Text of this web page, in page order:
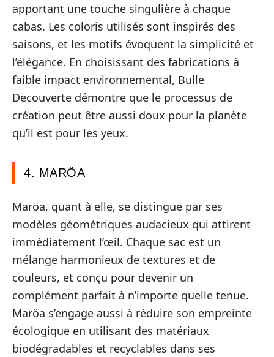
apportant une touche singulière à chaque
cabas. Les coloris utilisés sont inspirés des
saisons, et les motifs évoquent la simplicité et
l’élégance. En choisissant des fabrications à
faible impact environnemental, Bulle
Decouverte démontre que le processus de
création peut être aussi doux pour la planète
qu’il est pour les yeux.
4. MARÖA
Maröa, quant à elle, se distingue par ses
modèles géométriques audacieux qui attirent
immédiatement l’œil. Chaque sac est un
mélange harmonieux de textures et de
couleurs, et conçu pour devenir un
complément parfait à n’importe quelle tenue.
Maröa s’engage aussi à réduire son empreinte
écologique en utilisant des matériaux
biodégradables et recyclables dans ses